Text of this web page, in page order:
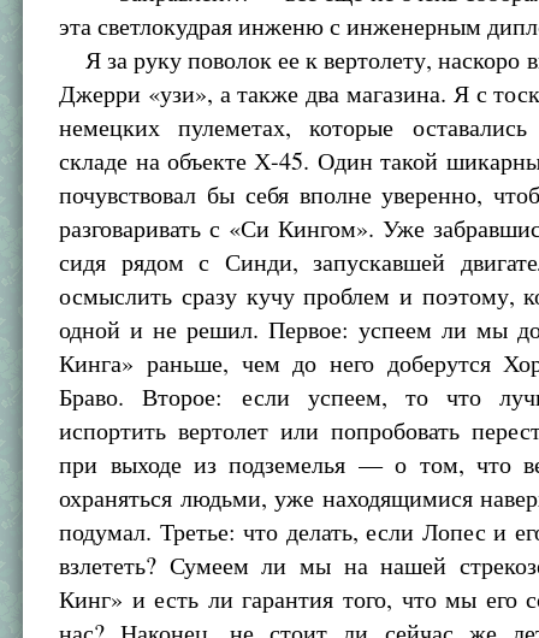
эта светлокудрая инженю с инженерным
Я за руку поволок ее к вертолету, наскоро
Джерри «узи», а также два магазина. Я с
немецких пулеметах, которые
складе на объекте Х-45. Один такой
почувствовал бы себя вполне уверенно,
разговаривать с «Си Кингом». Уже
сидя рядом с Синди, запускавшей
осмыслить сразу кучу проблем и поэтому,
одной и не решил. Первое: успеем ли мы
Кинга» раньше, чем до него доберутся
Браво. Второе: если успеем, то что
испортить вертолет или попробовать
при выходе из подземелья — о том, что
охраняться людьми, уже находящимися
подумал. Третье: что делать, если Лопес и
взлететь? Сумеем ли мы на нашей
Кинг» и есть ли гарантия того, что мы его